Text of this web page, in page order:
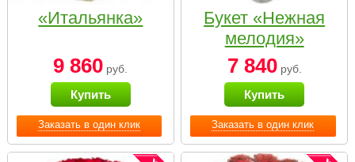
Заказать в один клик
«Итальянка»
9 860 руб.
Купить
Заказать в один клик
Букет «Нежная
мелодия»
7 840руб.
Купить